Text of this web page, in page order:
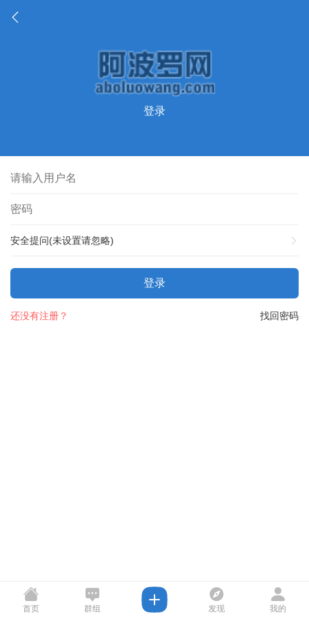
登录
安全提问(未设置请忽略)
登录
找回密码
还没有注册？
首页 群组 发现 我的